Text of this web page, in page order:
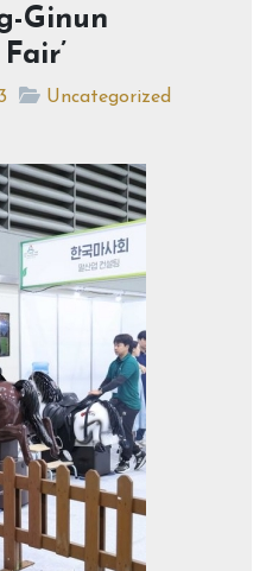
Ginun
Uncategorized